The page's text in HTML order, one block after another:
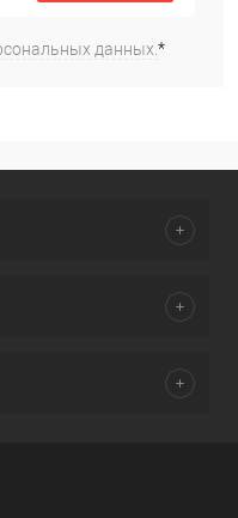
данных.*